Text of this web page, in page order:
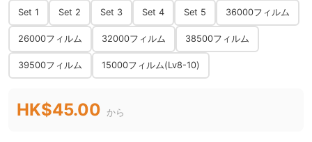
Set 1 Set 2 Set 3 Set 4 Set 5 36000フィルム
26000フィルム 32000フィルム 38500フィルム
39500フィルム 15000フィルム(Lv8-10)
HK$45.00 から